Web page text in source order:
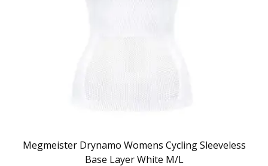
Megmeister Drynamo Womens Cycling Sleeveless
Base Layer White M/L